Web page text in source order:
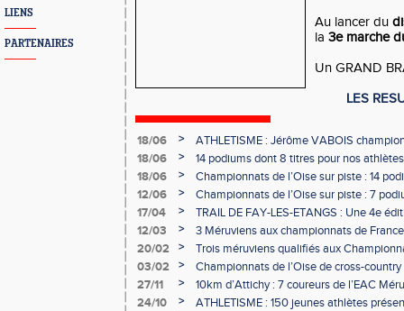
LIENS
PARTENAIRES
Au lancer du
la 3e marche
Un GRAND
LES
18/06 >
ATHLETISME : Jérôme VABOIS
18/06
>
14 podiums dont 8 titres pour nos
18/06
>
Championnats de l’Oise sur piste : 14
12/06
>
Championnats de l’Oise sur piste : 7
17/04
>
TRAIL DE FAY-LES-ETANGS : Une 4e
participants !
12/03 >
3 Méruviens aux championnats de
20/02
>
Trois méruviens qualifiés aux
country !
03/02 >
Championnats de l’Oise de cross-
les méruviens !
27/11 >
10km d’Attichy : 7 coureurs de l’EAC
de France !
24/10 >
ATHLETISME : 150 jeunes athlètes